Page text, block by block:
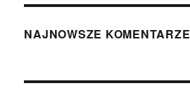
NAJNOWSZE KOMENTARZE